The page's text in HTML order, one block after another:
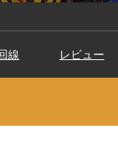
線 レビュー